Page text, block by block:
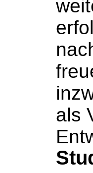
als